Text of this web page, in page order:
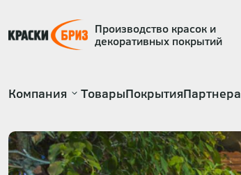
Производство красок и
декоративных покрытий
Основная
Компания ТоварыПокрытия